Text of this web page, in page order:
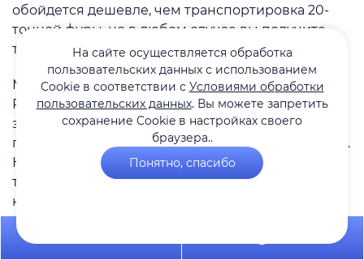
обойдется дешевле, чем транспортировка 20-
тонной фуры, но в любом случае вы получите
точный расчет перед началом работы.
Мы понимаем, что цены на автоперевозки по
России — один из ключевых вопросов для
заказчиков. Поэтому Adamos Logistic
придерживается прозрачной ценовой политики.
Никаких скрытых платежей: вы платите только за
то, что указано в договоре. Для постоянных
клиентов после первого месяца сотрудничества
доступна отсрочка платежа — это особенно
удобно для бизнеса, который регулярно
На сайте осуществляется обработка
пользовательских данных с использованием
Cookie в соответствии с Условиями обработки
пользовательских данных. Вы можете запретить
сохранение Cookie в настройках своего
браузера..
Понятно, спасибо